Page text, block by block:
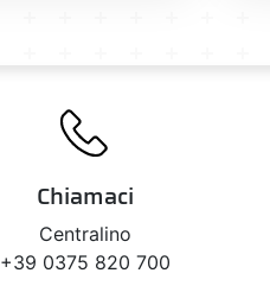
Chiamaci
Centralino
+39 0375 820 700